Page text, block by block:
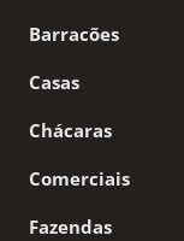
Barracões
Casas
Chácaras
Comerciais
Fazendas